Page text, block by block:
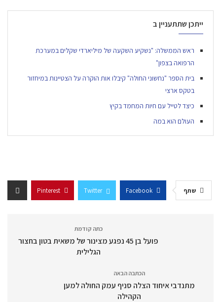
ייתכן שתתעניין ב
ראש הממשלה: "נשקיע השקעה של מיליארדי שקלים במערכת
הרפואה בצפון"
בית הספר "נחשוני החולה" קיבלו אות הוקרה על הצטיינות במיחזור
בטקס ארצי
כיצד לטייל עם חיות המחמד בקיץ
העולם הוא במה
שתף Facebook
Twitter
Pinterest
כתה קודמת
פועל בן 45 נפגע מצינור של משאית בטון בחצור
הגלילית
הכתבה הבאה
מתנדבי איחוד הצלה סניף עמק החולה למען
הקהילה